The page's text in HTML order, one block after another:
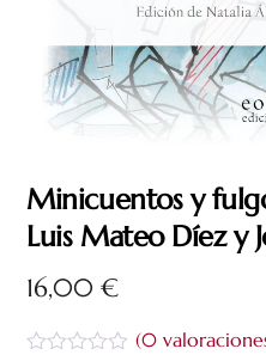
Minicuentos y
Luis Mateo Díez y
16,00€
(0